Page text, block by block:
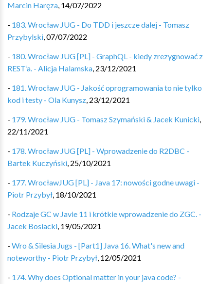
Marcin Haręza, 14/07/2022
- 183. Wrocław JUG - Do TDD i jeszcze dalej - Tomasz
Przybylski,07/07/2022
- 180. Wrocław JUG [PL] - GraphQL - kiedy zrezygnować z
REST’a. - Alicja Halamska, 23/12/2021
- 181. Wrocław JUG - Jakość oprogramowania to nie tylko
kod i testy - Ola Kunysz, 23/12/2021
- 179. Wrocław JUG - Tomasz Szymański & Jacek Kunicki,
22/11/2021
- 178. Wrocław JUG [PL] - Wprowadzenie do R2DBC -
Bartek Kuczyński, 25/10/2021
- 177. WrocławJUG [PL] - Java 17: nowości godne uwagi -
Piotr Przybył, 18/10/2021
- Rodzaje GC w Javie 11 i krótkie wprowadzenie do ZGC. -
Jacek Bosiacki, 19/05/2021
- Wro & Silesia Jugs - [Part1] Java 16. What's new and
noteworthy - Piotr Przybył, 12/05/2021
- 174. Why does Optional matter in your java code? -